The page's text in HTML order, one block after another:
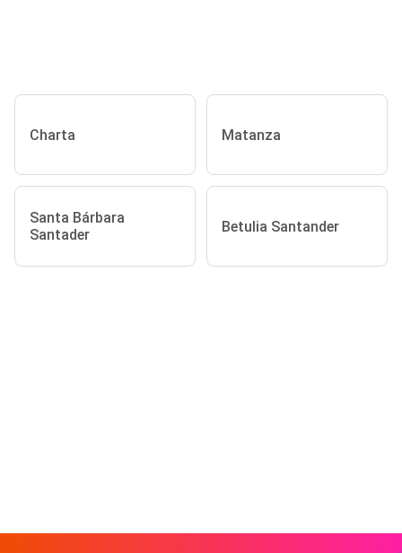
Charta Matanza
Santa Bárbara
Santader
Betulia Santander